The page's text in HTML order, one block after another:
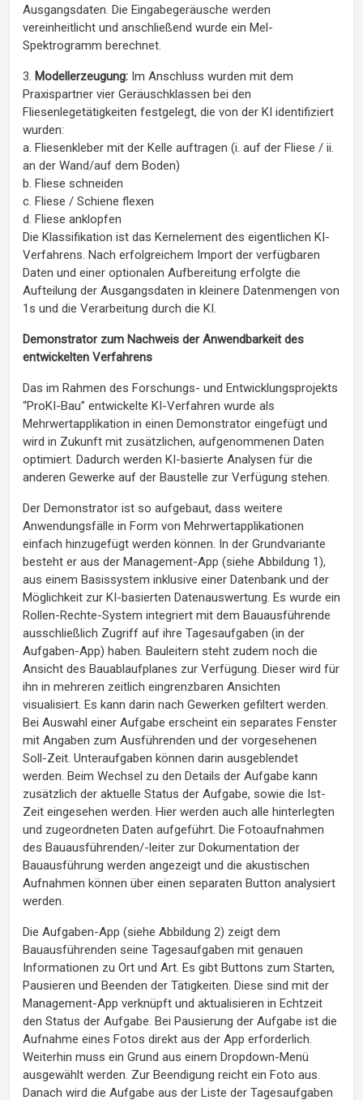
Ausgangsdaten. Die Eingabegeräusche werden
vereinheitlicht und anschließend wurde ein Mel-
Spektrogramm berechnet.
3. Modellerzeugung: Im Anschluss wurden mit dem
Praxispartner vier Geräuschklassen bei den
Fliesenlegetätigkeiten festgelegt, die von der KI identifiziert
wurden:
a. Fliesenkleber mit der Kelle auftragen (i. auf der Fliese / ii.
an der Wand/auf dem Boden)
b. Fliese schneiden
c. Fliese / Schiene flexen
d. Fliese anklopfen
Die Klassifikation ist das Kernelement des eigentlichen KI-
Verfahrens. Nach erfolgreichem Import der verfügbaren
Daten und einer optionalen Aufbereitung erfolgte die
Aufteilung der Ausgangsdaten in kleinere Datenmengen von
1s und die Verarbeitung durch die KI.
Demonstrator zum Nachweis der Anwendbarkeit des
entwickelten Verfahrens
Das im Rahmen des Forschungs- und Entwicklungsprojekts
“ProKI-Bau” entwickelte KI-Verfahren wurde als
Mehrwertapplikation in einen Demonstrator eingefügt und
wird in Zukunft mit zusätzlichen, aufgenommenen Daten
optimiert. Dadurch werden KI-basierte Analysen für die
anderen Gewerke auf der Baustelle zur Verfügung stehen.
Der Demonstrator ist so aufgebaut, dass weitere
Anwendungsfälle in Form von Mehrwertapplikationen
einfach hinzugefügt werden können. In der Grundvariante
besteht er aus der Management-App (siehe Abbildung 1),
aus einem Basissystem inklusive einer Datenbank und der
Möglichkeit zur KI-basierten Datenauswertung. Es wurde ein
Rollen-Rechte-System integriert mit dem Bauausführende
ausschließlich Zugriff auf ihre Tagesaufgaben (in der
Aufgaben-App) haben. Bauleitern steht zudem noch die
Ansicht des Bauablaufplanes zur Verfügung. Dieser wird für
ihn in mehreren zeitlich eingrenzbaren Ansichten
visualisiert. Es kann darin nach Gewerken gefiltert werden.
Bei Auswahl einer Aufgabe erscheint ein separates Fenster
mit Angaben zum Ausführenden und der vorgesehenen
Soll-Zeit. Unteraufgaben können darin ausgeblendet
werden. Beim Wechsel zu den Details der Aufgabe kann
zusätzlich der aktuelle Status der Aufgabe, sowie die Ist-
Zeit eingesehen werden. Hier werden auch alle hinterlegten
und zugeordneten Daten aufgeführt. Die Fotoaufnahmen
des Bauausführenden/-leiter zur Dokumentation der
Bauausführung werden angezeigt und die akustischen
Aufnahmen können über einen separaten Button analysiert
werden.
Die Aufgaben-App (siehe Abbildung 2) zeigt dem
Bauausführenden seine Tagesaufgaben mit genauen
Informationen zu Ort und Art. Es gibt Buttons zum Starten,
Pausieren und Beenden der Tätigkeiten. Diese sind mit der
Management-App verknüpft und aktualisieren in Echtzeit
den Status der Aufgabe. Bei Pausierung der Aufgabe ist die
Aufnahme eines Fotos direkt aus der App erforderlich.
Weiterhin muss ein Grund aus einem Dropdown-Menü
ausgewählt werden. Zur Beendigung reicht ein Foto aus.
Danach wird die Aufgabe aus der Liste der Tagesaufgaben